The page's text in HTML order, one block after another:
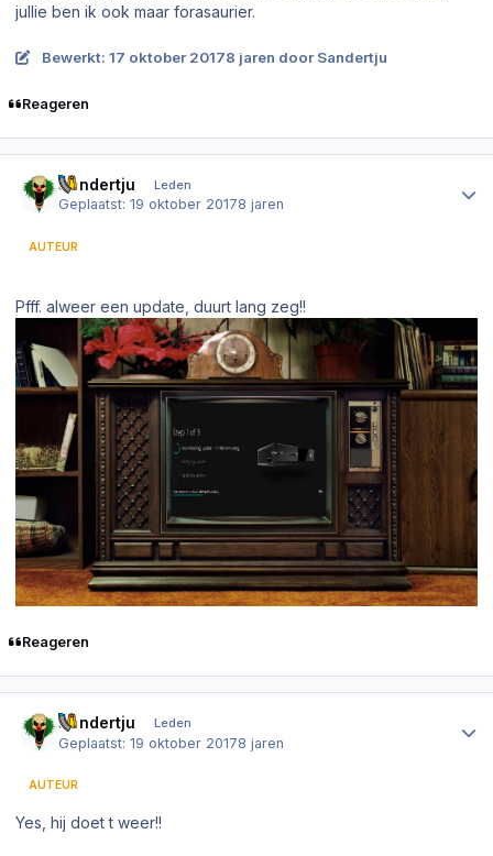
jullie ben ik ook maar forasaurier.
Bewerkt: 17 oktober 20178 jaren door Sandertju
Reageren
Sandertju Leden
Geplaatst:19 oktober 20178 jaren
AUTEUR
Pfff. alweer een update, duurt lang zeg!!
Reageren
Sandertju Leden
Geplaatst:19 oktober 20178 jaren
AUTEUR
Yes, hij doet t weer!!